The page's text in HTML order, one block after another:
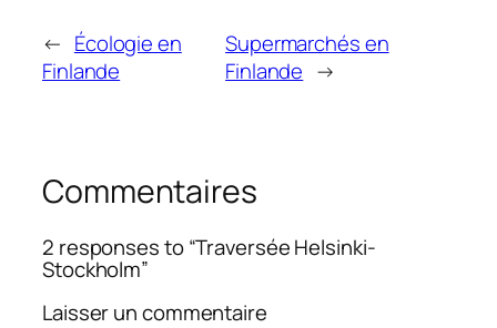
← Écologie en
Finlande
Supermarchés en
Finlande →
Commentaires
2 responses to “Traversée Helsinki-
Stockholm”
Laisser un commentaire